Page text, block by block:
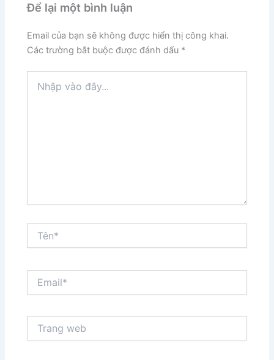
Để lại một bình luận
Email của bạn sẽ không được hiển thị công khai.
Các trường bắt buộc được đánh dấu *
vào
web